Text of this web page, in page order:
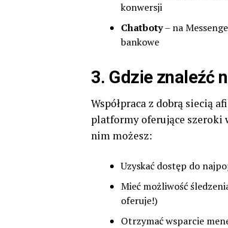
konwersji
Chatboty– na
bankowe
3. Gdzie znaleźć
Współpraca z dobrą siecią
platformy oferujące
nim możesz:
Uzyskać dostęp do
Mieć możliwość
oferuje!)
Otrzymać wsparcie